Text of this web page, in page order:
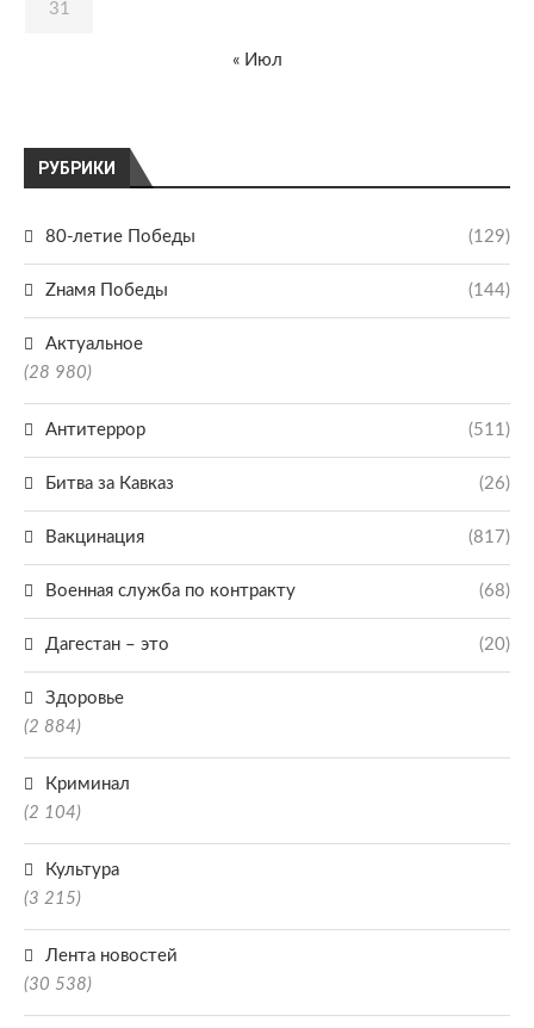
РУБРИКИ
80-летие Победы (129)
Zнамя Победы (144)
Актуальное
(28 980)
Антитеррор (511)
Битва за Кавказ (26)
Вакцинация (817)
Военная служба по контракту (68)
Дагестан – это (20)
Здоровье
(2 884)
Криминал
(2 104)
Культура
(3 215)
Лента новостей
(30 538)
31
« Июл